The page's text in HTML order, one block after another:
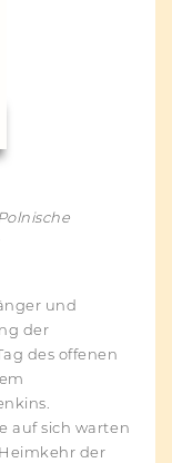
und
der
des offenen
auf sich warten
der